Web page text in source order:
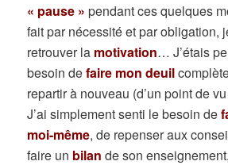
« pause » pendant ces quelques
fait par nécessité et par obligation,
retrouver la motivation… J’étais
besoin defaire mon deuil
repartir à nouveau (d’un point de
J’ai simplement senti le besoin de
moi-même, de repenser aux
faire un bilan de son